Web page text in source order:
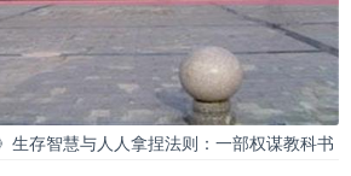
生存智慧与人人拿捏法则：一部权谋教科书